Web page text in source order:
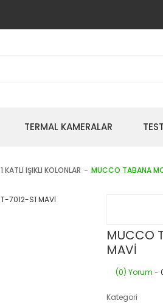
TERMAL KAMERALAR
1 KATLI IŞIKLI KOLONLAR MUCCO TABANA
MUCCO
MAVİ
(0) Yorum -
Kategori